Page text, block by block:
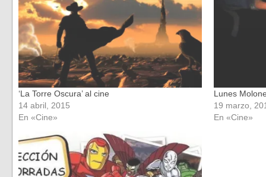
nueva) nueva)
‘La Torre Oscura’ al cine
14 abril, 2015
En «Cine»
Lunes
19 marzo,
En «Cine»